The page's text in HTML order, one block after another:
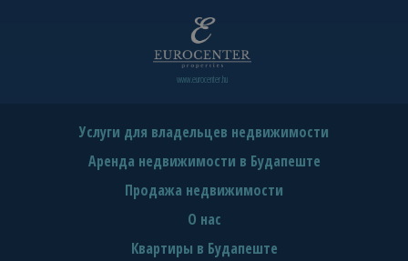
www.eurocenter.hu
Услуги для владельцев недвижимости
Аренда недвижимости в Будапеште
Продажа недвижимости
О нас
Квартиры в Будапеште